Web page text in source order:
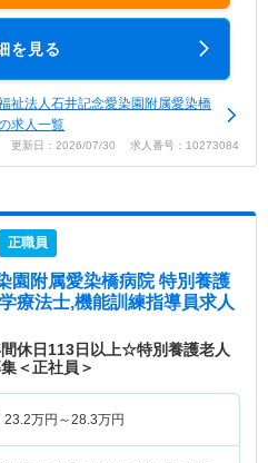
を見る
祉法人石井記念愛染園附属愛染橋
求人一覧
更新日：2026/07/30 求人番号：10273084
正職員
園附属愛染橋病院 特別養護
療法士,機能訓練指導員求人
間休日113日以上☆特別養護老人
＜正社員＞
23.2万円～28.3万円